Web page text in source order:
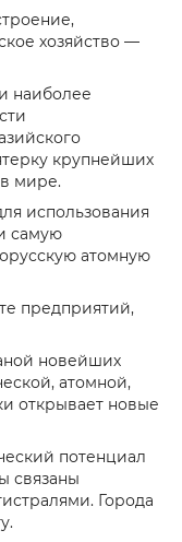
хозяйство —
наиболее
крупнейших
мире.
использования
самую
атомную
предприятий,
новейших
атомной,
открывает новые
потенциал
связаны
Города